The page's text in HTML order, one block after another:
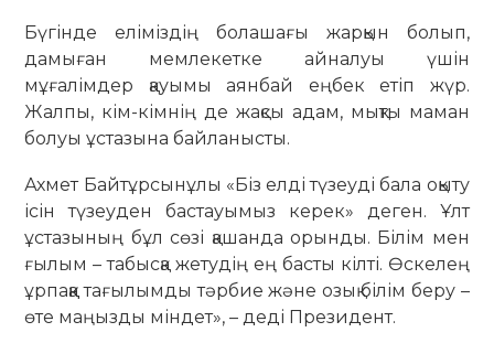
Бүгінде еліміздің болашағы жарқын болып,
дамыған мемлекетке айналуы үшін
мұғалімдер қауымы аянбай еңбек етіп жүр.
Жалпы, кім-кімнің де жақсы адам, мықты маман
болуы ұстазына байланысты.
Ахмет Байтұрсынұлы «Біз елді түзеуді бала оқыту
ісін түзеуден бастауымыз керек» деген. Ұлт
ұстазының бұл сөзі қашанда орынды. Білім мен
ғылым – табысқа жетудің ең басты кілті. Өскелең
ұрпаққа тағылымды тәрбие және озық білім беру –
өте маңызды міндет», – деді Президент.